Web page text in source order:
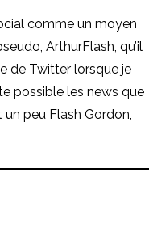
comme un moyen
ArthurFlash, qu’il
de Twitter lorsque je
possible les news que
un peu Flash Gordon,